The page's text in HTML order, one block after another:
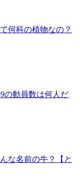
何科の植物なの？
の動員数は何人だ
な名前の牛？【と